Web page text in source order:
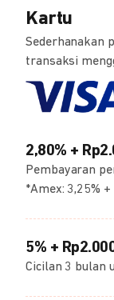
Kartu
Sederhanakan
transaksi
2,80% +
Pembayaran
*Amex: 3,25% +
5% +
Cicilan 3 bulan